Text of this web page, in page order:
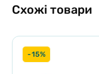
Схожі товари
-15%